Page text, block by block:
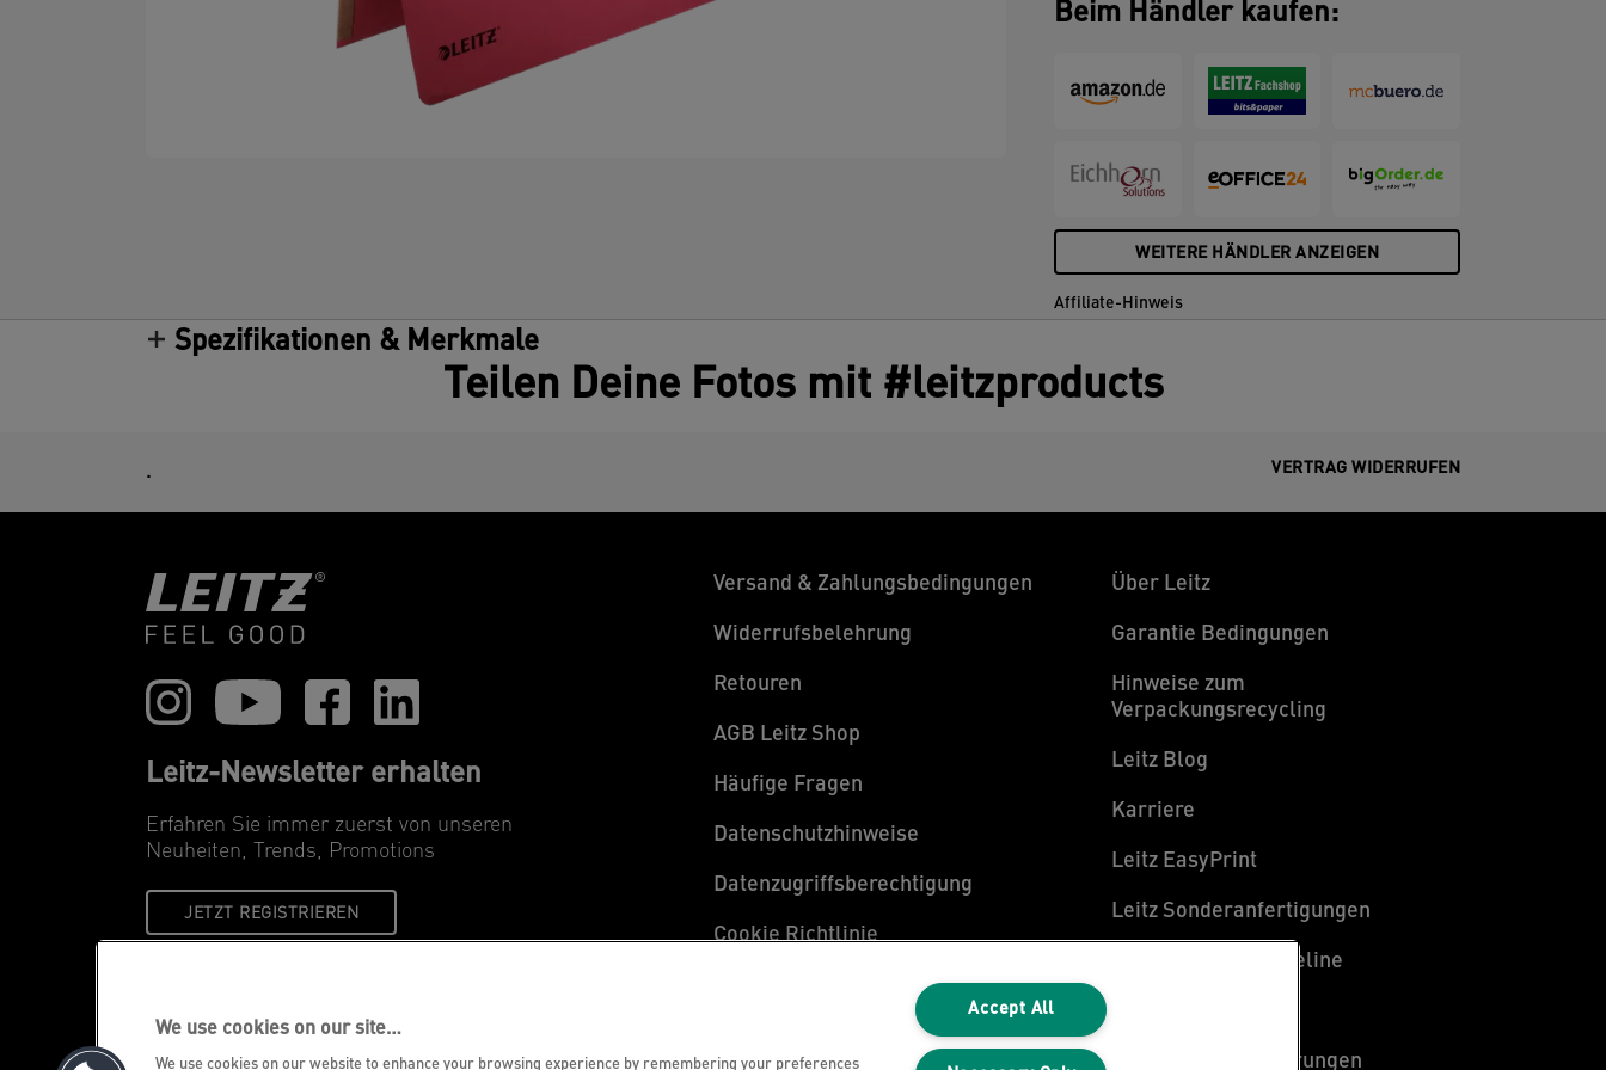
Beim Händler kaufen:
WEITERE HÄNDLER ANZEIGEN
Affiliate-Hinweis
Spezifikationen & Merkmale
Teilen Deine Fotos mit #leitzproducts
. VERTRAG WIDERRUFEN
Leitz-Newsletter erhalten
Erfahren Sie immer zuerst von unseren
Neuheiten, Trends, Promotions
JETZT REGISTRIEREN
Versand & Zahlungsbedingungen
Widerrufsbelehrung
Retouren
AGB Leitz Shop
Häufige Fragen
Datenschutzhinweise
Datenzugriffsberechtigung
Cookie Richtlinie
Über Leitz
Garantie Bedingungen
Hinweise zum
Verpackungsrecycling
Leitz Blog
Karriere
Leitz EasyPrint
Leitz Sonderanfertigungen
Leitz Individual Freeline
Konformitätserklärungen
We use cookies on our site…
We use cookies on our website to enhance your browsing experience by remembering your preferences
Accept All